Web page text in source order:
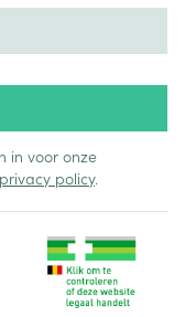
in voor onze
privacy policy.